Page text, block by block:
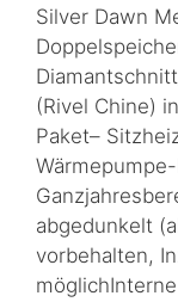
Silver Dawn
(Rivel Chine)
Paket–
abgedunkelt
vorbehalten,